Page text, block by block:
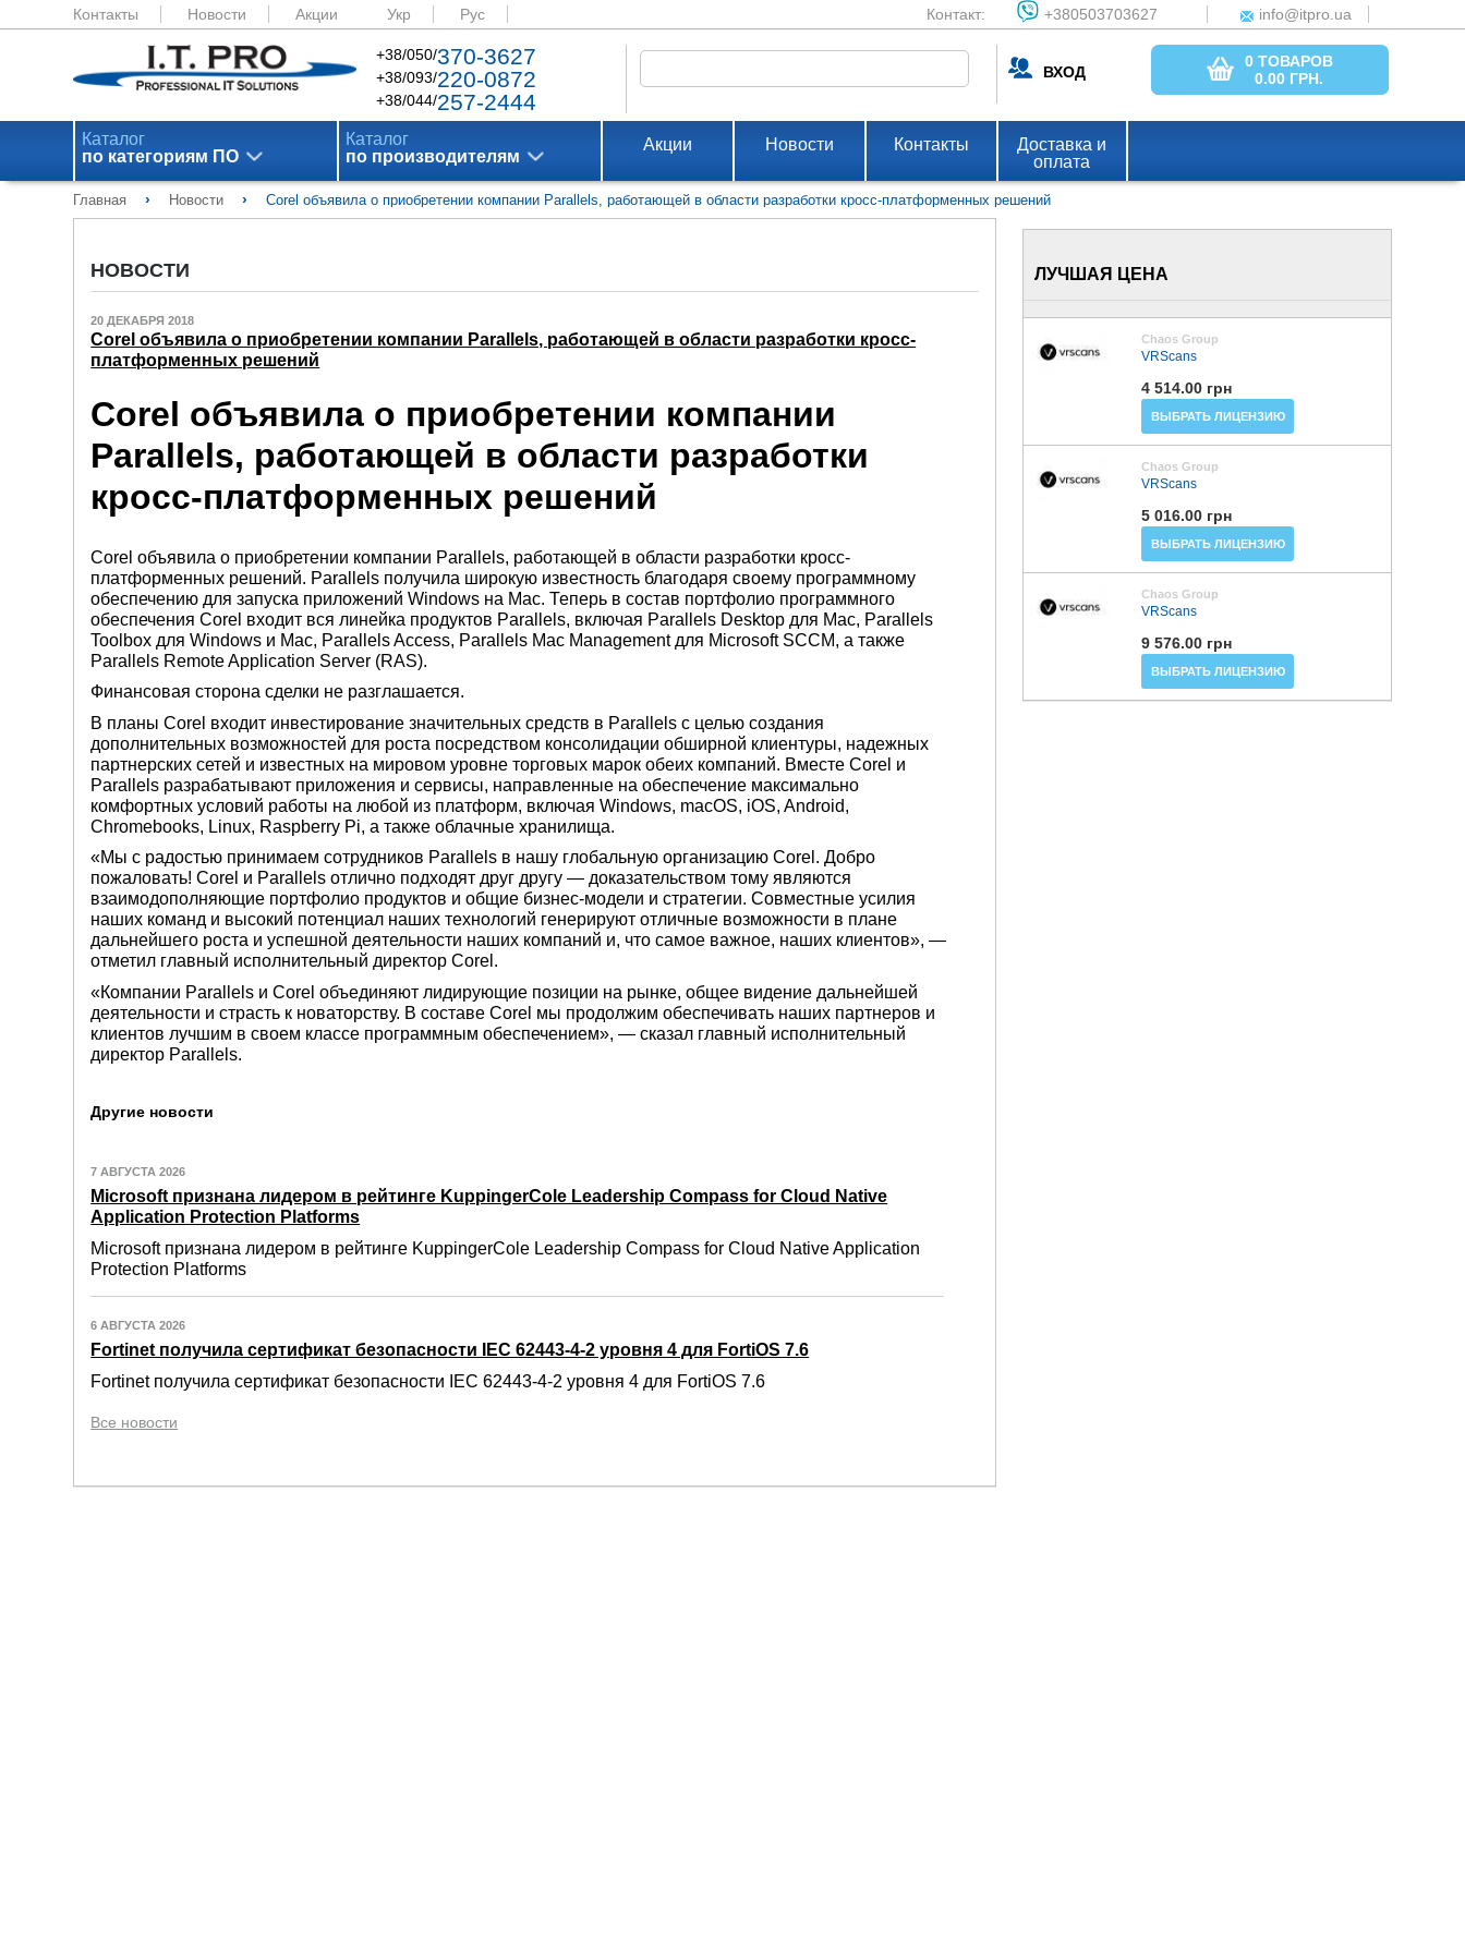
Контакты Новости Акции Укр Рус Контакт: +380503703627 info@itpro.ua
+38/050/370-3627
+38/093/220-0872
+38/044/257-2444
ВХОД
0 ТОВАРОВ
0.00 ГРН.
Каталог
по категориям ПО
Каталог
по производителям
Акции Новости Контакты
Доставка и
оплата
Главная › Новости › Corel объявила о приобретении компании Parallels, работающей в области разработки кросс-платформенных решений
НОВОСТИ
20 ДЕКАБРЯ 2018
Corel объявила о приобретении компании Parallels, работающей в области разработки кросс-
платформенных решений
Corel объявила о приобретении компании
Parallels, работающей в области разработки
кросс-платформенных решений
Corel объявила о приобретении компании Parallels, работающей в области разработки кросс-
платформенных решений. Parallels получила широкую известность благодаря своему программному
обеспечению для запуска приложений Windows на Mac. Теперь в состав портфолио программного
обеспечения Corel входит вся линейка продуктов Parallels, включая Parallels Desktop для Mac, Parallels
Toolbox для Windows и Mac, Parallels Access, Parallels Mac Management для Microsoft SCCM, а также
Parallels Remote Application Server (RAS).
Финансовая сторона сделки не разглашается.
В планы Corel входит инвестирование значительных средств в Parallels с целью создания
дополнительных возможностей для роста посредством консолидации обширной клиентуры, надежных
партнерских сетей и известных на мировом уровне торговых марок обеих компаний. Вместе Corel и
Parallels разрабатывают приложения и сервисы, направленные на обеспечение максимально
комфортных условий работы на любой из платформ, включая Windows, macOS, iOS, Android,
Chromebooks, Linux, Raspberry Pi, а также облачные хранилища.
«Мы с радостью принимаем сотрудников Parallels в нашу глобальную организацию Corel. Добро
пожаловать! Corel и Parallels отлично подходят друг другу — доказательством тому являются
взаимодополняющие портфолио продуктов и общие бизнес-модели и стратегии. Совместные усилия
наших команд и высокий потенциал наших технологий генерируют отличные возможности в плане
дальнейшего роста и успешной деятельности наших компаний и, что самое важное, наших клиентов», —
отметил главный исполнительный директор Corel.
«Компании Parallels и Corel объединяют лидирующие позиции на рынке, общее видение дальнейшей
деятельности и страсть к новаторству. В составе Corel мы продолжим обеспечивать наших партнеров и
клиентов лучшим в своем классе программным обеспечением», — сказал главный исполнительный
директор Parallels.
Другие новости
7 АВГУСТА 2026
Microsoft признана лидером в рейтинге KuppingerCole Leadership Compass for Cloud Native
Application Protection Platforms
Microsoft признана лидером в рейтинге KuppingerCole Leadership Compass for Cloud Native Application
Protection Platforms
6 АВГУСТА 2026
Fortinet получила сертификат безопасности IEC 62443-4-2 уровня 4 для FortiOS 7.6
Fortinet получила сертификат безопасности IEC 62443-4-2 уровня 4 для FortiOS 7.6
Все новости
ЛУЧШАЯ ЦЕНА
Chaos Group
VRScans
4 514.00 грн
ВЫБРАТЬ ЛИЦЕНЗИЮ
Chaos Group
VRScans
5 016.00 грн
ВЫБРАТЬ ЛИЦЕНЗИЮ
Chaos Group
VRScans
9 576.00 грн
ВЫБРАТЬ ЛИЦЕНЗИЮ